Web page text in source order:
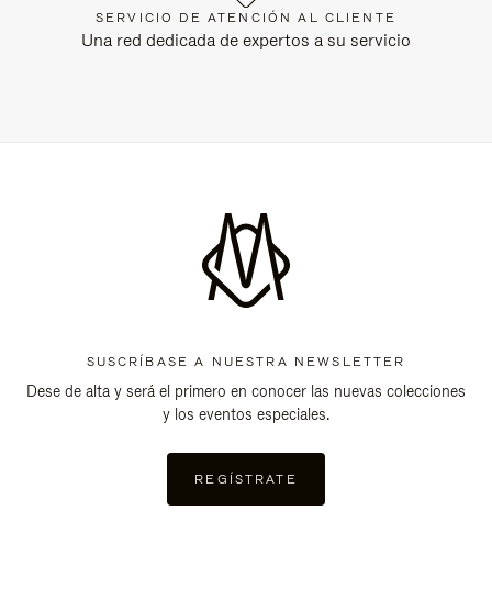
SERVICIO DE ATENCIÓN AL CLIENTE
Una red dedicada de expertos a su servicio
SUSCRÍBASE A NUESTRA NEWSLETTER
Dese de alta y será el primero en conocer las nuevas colecciones
y los eventos especiales.
REGÍSTRATE